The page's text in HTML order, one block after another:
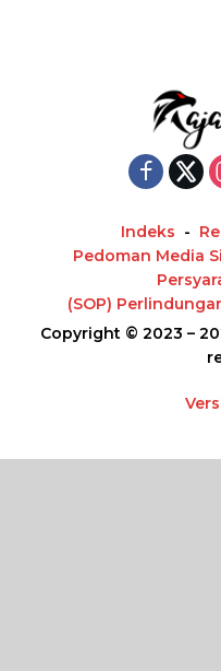
Indeks
Pedoman Media
(SOP)
Copyright © 2023 –